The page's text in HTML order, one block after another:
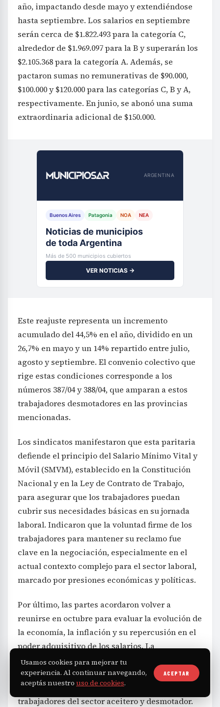
año, impactando desde mayo y extendiéndose
hasta septiembre. Los salarios en septiembre
serán cerca de $1.822.493 para la categoría C,
alrededor de $1.969.097 para la B y superarán los
$2.105.368 para la categoría A. Además, se
pactaron sumas no remunerativas de $90.000,
$100.000 y $120.000 para las categorías C, B y A,
respectivamente. En junio, se abonó una suma
extraordinaria adicional de $150.000.
ARGENTINA
Buenos Aires Patagonia NOA NEA
Noticias de municipios
de toda Argentina
Más de 500 municipios cubiertos
VER NOTICIAS →
Este reajuste representa un incremento
acumulado del 44,5% en el año, dividido en un
26,7% en mayo y un 14% repartido entre julio,
agosto y septiembre. El convenio colectivo que
rige estas condiciones corresponde a los
números 387/04 y 388/04, que amparan a estos
trabajadores desmotadores en las provincias
mencionadas.
Los sindicatos manifestaron que esta paritaria
defiende el principio del Salario Mínimo Vital y
Móvil (SMVM), establecido en la Constitución
Nacional y en la Ley de Contrato de Trabajo,
para asegurar que los trabajadores puedan
cubrir sus necesidades básicas en su jornada
laboral. Indicaron que la voluntad firme de los
trabajadores para mantener su reclamo fue
clave en la negociación, especialmente en el
actual contexto complejo para el sector laboral,
marcado por presiones económicas y políticas.
Por último, las partes acordaron volver a
reunirse en octubre para evaluar la evolución de
la economía, la inflación y su repercusión en el
poder adquisitivo de los salarios. La
negociación anticipada en ese mes busca
garantizar que los ajustes sigan acompañando
la realidad económica que afecta a los
trabajadores del sector aceitero y desmotador.
Usamos cookies para mejorar tu
experiencia. Al continuar navegando,
aceptás nuestro uso de cookies.
ACEPTAR